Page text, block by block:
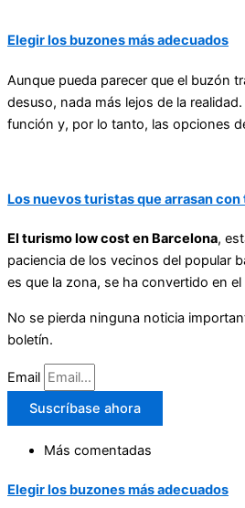
Elegir los buzones más adecuados
Aunque pueda parecer que el buzón
desuso, nada más lejos de la
función y, por lo tanto, las opciones
Los nuevos turistas que arrasan con
El turismo low cost en Barcelona,
paciencia de los vecinos del popular
es que la zona, se ha convertido en el
No se pierda ninguna noticia
boletín.
Email
Suscríbase ahora
Más comentadas
Elegir los buzones más adecuados